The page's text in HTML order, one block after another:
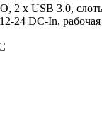
2 х USB 3.0,
24 DC-In,